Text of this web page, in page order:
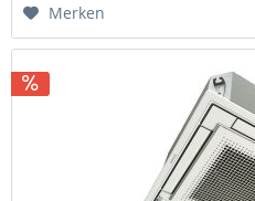
Merken